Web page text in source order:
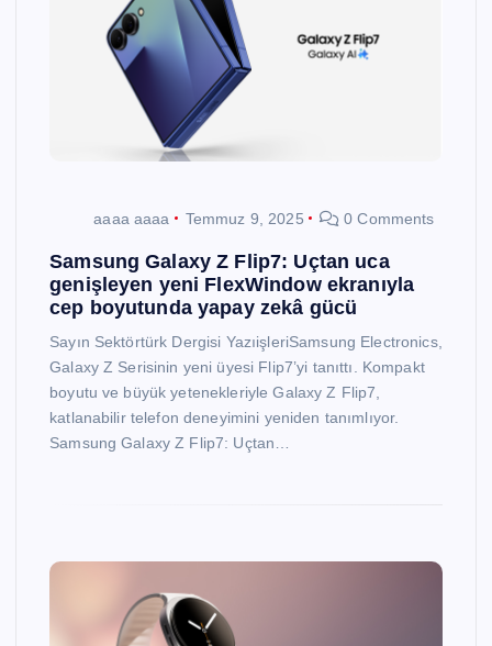
aaaa aaaa Temmuz 9, 2025 0 Comments
Samsung Galaxy Z Flip7: Uçtan uca
genişleyen yeni FlexWindow ekranıyla
cep boyutunda yapay zekâ gücü
Sayın Sektörtürk Dergisi YazıişleriSamsung Electronics,
Galaxy Z Serisinin yeni üyesi Flip7’yi tanıttı. Kompakt
boyutu ve büyük yetenekleriyle Galaxy Z Flip7,
katlanabilir telefon deneyimini yeniden tanımlıyor.
Samsung Galaxy Z Flip7: Uçtan…